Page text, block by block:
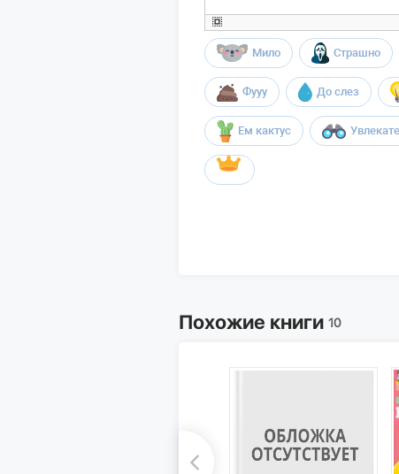
Мило Страшно
Фууу До слез
Ем кактус
Похожие книги 10